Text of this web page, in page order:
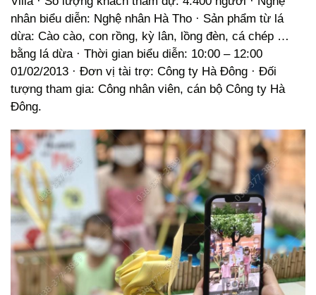
nhân biểu diễn: Nghệ nhân Hà Tho · Sản phẩm từ lá
dừa: Cào cào, con rồng, kỳ lân, lồng đèn, cá chép …
bằng lá dừa · Thời gian biểu diễn: 10:00 – 12:00
01/02/2013 · Đơn vị tài trợ: Công ty Hà Đông · Đối
tượng tham gia: Công nhân viên, cán bộ Công ty Hà
Đông.